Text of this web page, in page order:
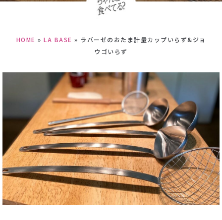
HOME » LA BASE » ラバーゼのおたま計量カップいらず&ジョ
ウゴいらず